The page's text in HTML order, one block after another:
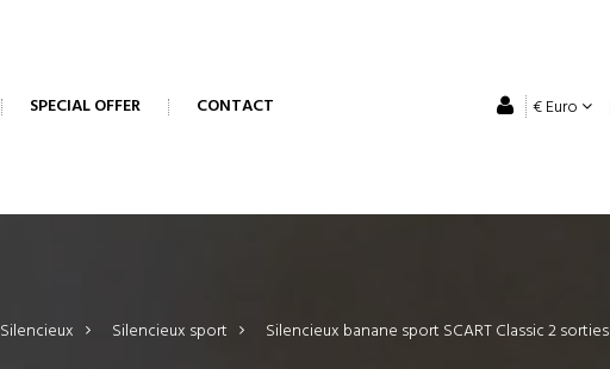
SPECIAL OFFER CONTACT € Euro
Silencieux > Silencieux sport > Silencieux banane sport SCART Classic 2 sorties